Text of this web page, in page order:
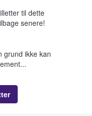
til dette
senere!
grund ikke kan